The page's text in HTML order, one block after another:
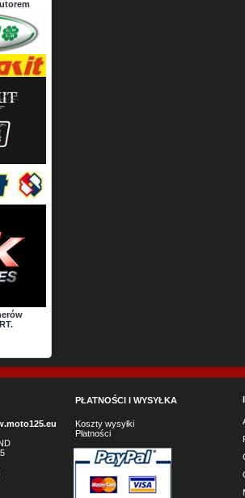
PŁATNOŚCI I WYSYŁKA
Koszty wysyłki
Płatności